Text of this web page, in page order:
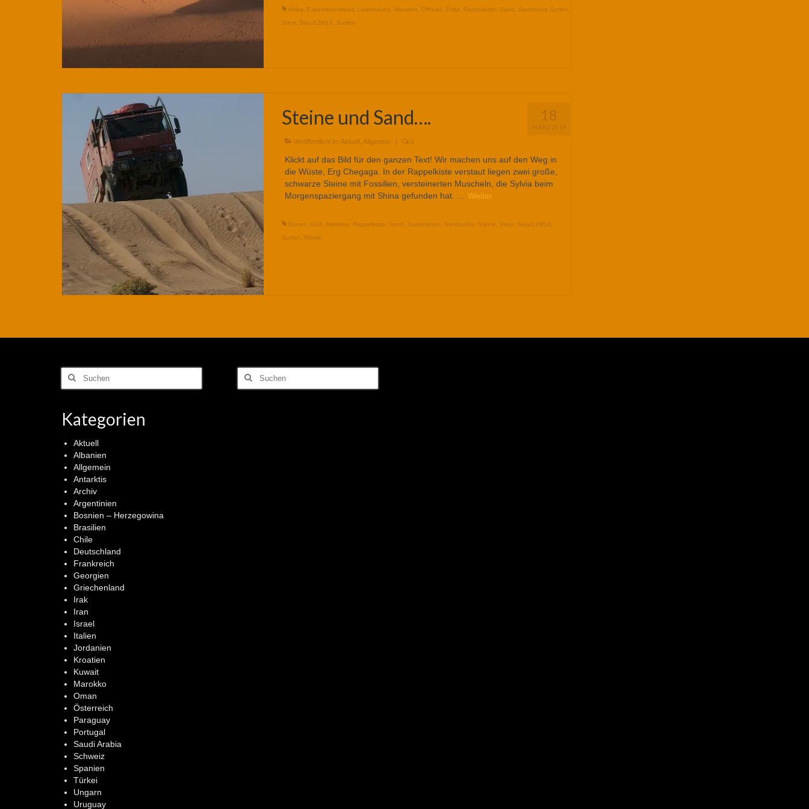
Afrika Expeditionsmobil Löwendüne Marokko Offroad Piste Rappelkiste Sand Sanddüne Surfen
Steyr, Steyr12M18 Surfen
18
MÄRZ 2019
Steine und Sand….
Veröffentlicht in: Aktuell, Allgemein | 0
Klickt auf das Bild für den ganzen Text! Wir machen uns auf den Weg in
die Wüste, Erg Chegaga. In der Rappelkiste verstaut liegen zwei große,
schwarze Steine mit Fossilien, versteinerten Muscheln, die Sylvia beim
Morgenspaziergang mit Shina gefunden hat. … Weiter
Dünen Golf, Marokko Rappelkiste Sand Sanddünen Sandsurfer, Steine Steyr, Steyr12M18
Surfen
Wüste
Suchen
nach:
Kategorien
Aktuell
Albanien
Allgemein
Antarktis
Archiv
Argentinien
Bosnien – Herzegowina
Brasilien
Chile
Deutschland
Frankreich
Georgien
Griechenland
Irak
Iran
Israel
Italien
Jordanien
Kroatien
Kuwait
Marokko
Oman
Österreich
Paraguay
Portugal
Saudi Arabia
Schweiz
Spanien
Türkei
Ungarn
Uruguay
Suchen
nach: